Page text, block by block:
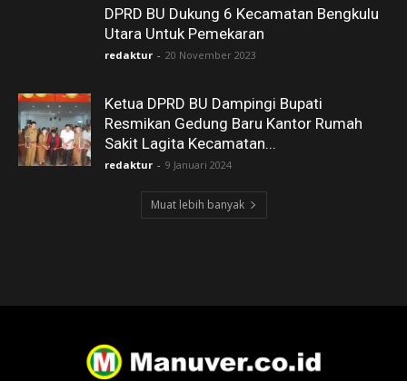
DPRD BU Dukung 6 Kecamatan Bengkulu
Utara Untuk Pemekaran
redaktur - 20 November 2023
Ketua DPRD BU Dampingi Bupati
Resmikan Gedung Baru Kantor Rumah
Sakit Lagita Kecamatan...
redaktur - 9 Januari 2024
Muat lebih banyak